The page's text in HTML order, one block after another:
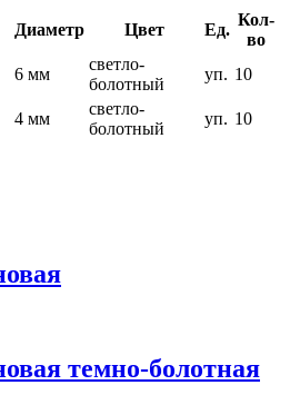
Диаметр Цвет Ед.
Кол-
во
6 мм
светло-
болотный
уп. 10
4 мм
светло-
болотный
уп. 10
темно-болотная